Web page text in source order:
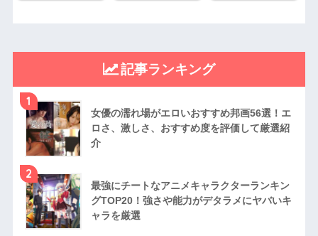
記事ランキング
1
女優の濡れ場がエロいおすすめ邦画56選！エ
ロさ、激しさ、おすすめ度を評価して厳選紹
介
2
最強にチートなアニメキャラクターランキン
グTOP20！強さや能力がデタラメにヤバいキ
ャラを厳選